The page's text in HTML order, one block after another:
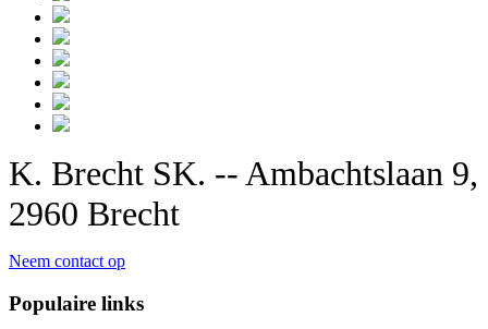
K. Brecht SK. -- Ambachtslaan 9,
2960 Brecht
Neem contact op
Populaire links